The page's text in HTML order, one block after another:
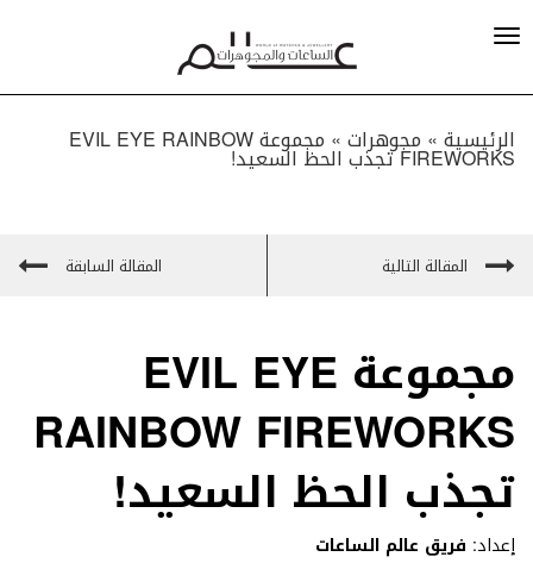
الرئيسية » مجوهرات» مجموعة EVIL EYE RAINBOW
FIREWORKS تجذب الحظ السعيد!
المقالة التالية المقالة السابقة
مجموعة EVIL EYE
RAINBOW FIREWORKS
تجذب الحظ السعيد!
إعداد: فريق عالم الساعات